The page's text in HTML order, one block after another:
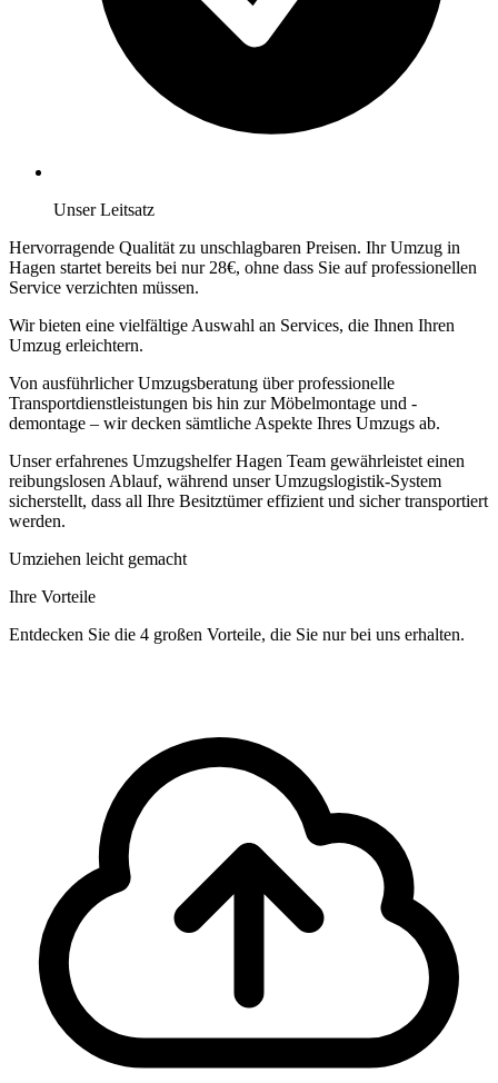
Unser Leitsatz
Hervorragende Qualität zu unschlagbaren Preisen. Ihr Umzug in
Hagen startet bereits bei nur 28€, ohne dass Sie auf professionellen
Service verzichten müssen.
Wir bieten eine vielfältige Auswahl an Services, die Ihnen Ihren
Umzug erleichtern.
Von ausführlicher Umzugsberatung über professionelle
Transportdienstleistungen bis hin zur Möbelmontage und -
demontage – wir decken sämtliche Aspekte Ihres Umzugs ab.
Unser erfahrenes Umzugshelfer Hagen Team gewährleistet einen
reibungslosen Ablauf, während unser Umzugslogistik-System
sicherstellt, dass all Ihre Besitztümer effizient und sicher transportiert
werden.
Umziehen leicht gemacht
Ihre Vorteile
Entdecken Sie die 4 großen Vorteile, die Sie nur bei uns erhalten.